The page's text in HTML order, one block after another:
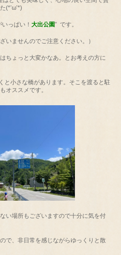
(*’ω’*)
っぱい！大出公園” です。
いませんのでご注意ください。）
ちょっと大変かなあ。とお考えの方に
と小さな橋があります。そこを渡ると駐
オススメです。
い場所もございますので十分に気を付
で、非日常を感じながらゆっくりと散